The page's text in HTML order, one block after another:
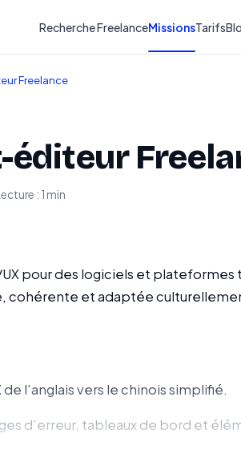
Recherche FreelanceMissionsTarifs
Freelance
: 1 min
pour des logiciels et plateformes
cohérente et adaptée
l’anglais vers le chinois simplifié.
d’erreur, tableaux de bord et